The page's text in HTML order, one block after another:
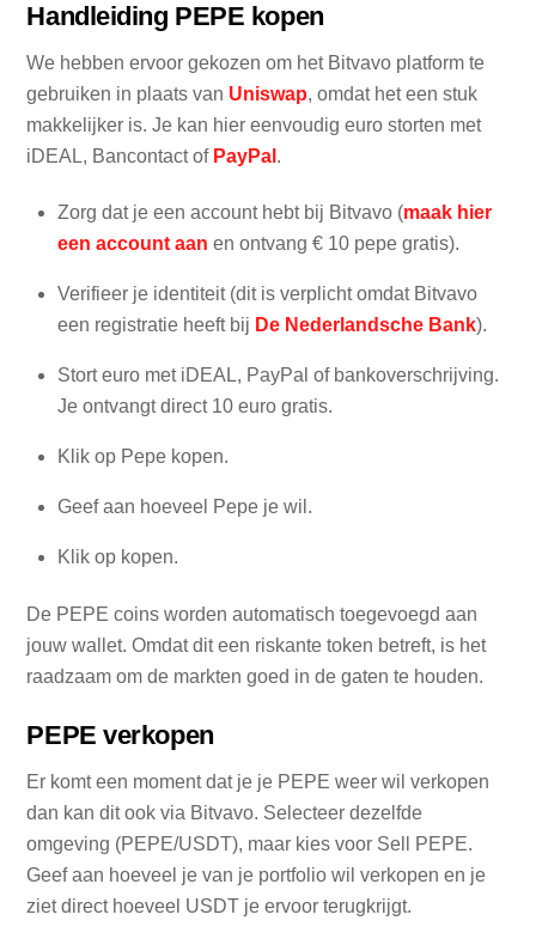
Handleiding PEPE kopen
We hebben ervoor gekozen om het Bitvavo platform te
gebruiken in plaats van Uniswap, omdat het een stuk
makkelijker is. Je kan hier eenvoudig euro storten met
iDEAL, Bancontact of PayPal .
Zorg dat je een account hebt bij Bitvavo (maak hier
een account aan en ontvang € 10 pepe gratis).
Verifieer je identiteit (dit is verplicht omdat Bitvavo
een registratie heeft bij De Nederlandsche Bank).
Stort euro met iDEAL, PayPal of bankoverschrijving.
Je ontvangt direct 10 euro gratis.
Klik op Pepe kopen.
Geef aan hoeveel Pepe je wil.
Klik op kopen.
De PEPE coins worden automatisch toegevoegd aan
jouw wallet. Omdat dit een riskante token betreft, is het
raadzaam om de markten goed in de gaten te houden.
PEPE verkopen
Er komt een moment dat je je PEPE weer wil verkopen
dan kan dit ook via Bitvavo. Selecteer dezelfde
omgeving (PEPE/USDT), maar kies voor Sell PEPE.
Geef aan hoeveel je van je portfolio wil verkopen en je
ziet direct hoeveel USDT je ervoor terugkrijgt.